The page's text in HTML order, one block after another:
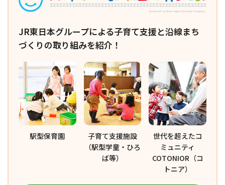
JR東日本グループによる子育て支援と沿線まち
づくりの取り組みを紹介！
駅型保育園
子育て支援施設
（駅型学童・ひろ
ば等）
世代を超えたコ
ミュニティ
COTONIOR（コ
トニア）